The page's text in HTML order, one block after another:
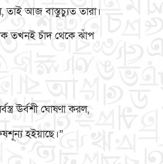
তাই আজ বাস্তুচ্যুত তারা।
তখনই চাঁদ থেকে ঝাঁপ
ঊর্বশী ঘোষণা করল,
হইয়াছে।”